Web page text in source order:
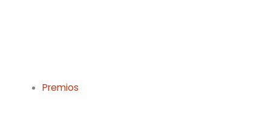
Premios